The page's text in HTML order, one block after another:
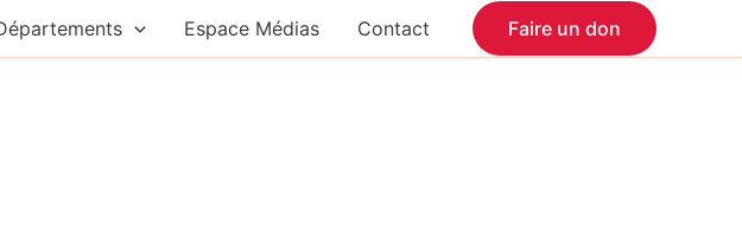
Espace Médias Contact Faire un don